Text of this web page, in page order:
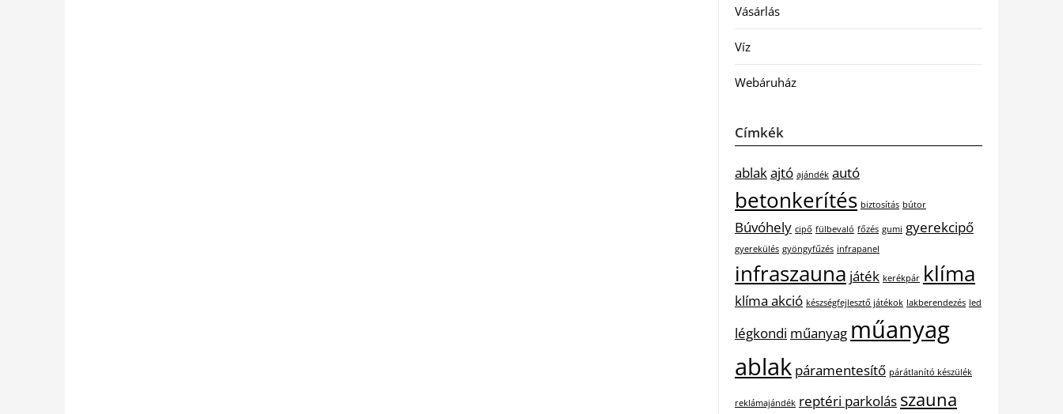
Vásárlás
Víz
Webáruház
Címkék
ablakajtó ajándék autó
betonkerítés biztosítás bútor
Búvóhely cipő fülbevaló főzés gumi gyerekcipő
gyerekülés gyöngyfűzés infrapanel
infraszauna játék kerékpár klíma
klíma akció készségfejlesztő játékok lakberendezés led
légkondi műanyag műanyag
ablak páramentesítő párátlanító készülék
reklámajándék reptéri parkolás szauna